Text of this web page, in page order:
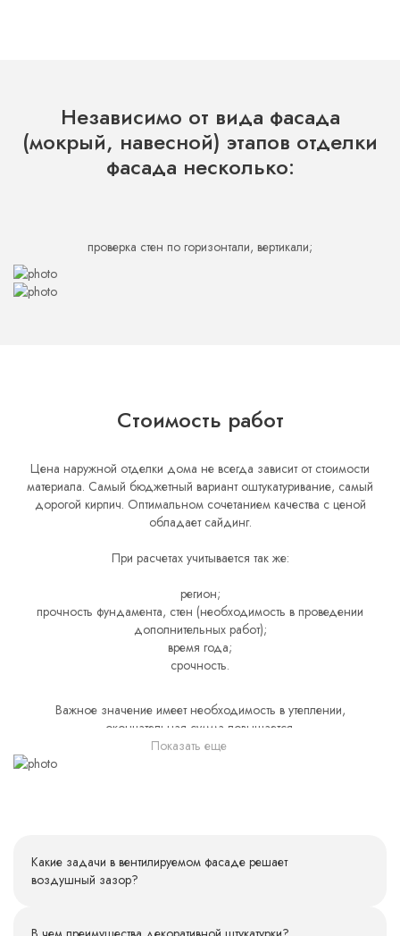
Независимо от вида фасада
(мокрый, навесной) этапов отделки
фасада несколько:
проверка стен по горизонтали, вертикали;
Стоимость работ
Цена наружной отделки дома не всегда зависит от стоимости
материала. Самый бюджетный вариант оштукатуривание, самый
дорогой кирпич. Оптимальном сочетанием качества с ценой
обладает сайдинг.
При расчетах учитывается так же:
регион;
прочность фундамента, стен (необходимость в проведении
дополнительных работ);
время года;
срочность.
Важное значение имеет необходимость в утеплении,
окончательная сумма повышается.
Показать еще
Какие задачи в вентилируемом фасаде решает
воздушный зазор?